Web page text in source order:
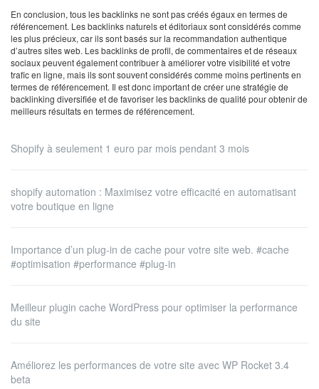
En conclusion, tous les backlinks ne sont pas créés égaux en termes de
référencement. Les backlinks naturels et éditoriaux sont considérés comme
les plus précieux, car ils sont basés sur la recommandation authentique
d’autres sites web. Les backlinks de profil, de commentaires et de réseaux
sociaux peuvent également contribuer à améliorer votre visibilité et votre
trafic en ligne, mais ils sont souvent considérés comme moins pertinents en
termes de référencement. Il est donc important de créer une stratégie de
backlinking diversifiée et de favoriser les backlinks de qualité pour obtenir de
meilleurs résultats en termes de référencement.
Shopify à seulement 1 euro par mois pendant 3 mois
shopify automation : Maximisez votre efficacité en automatisant
votre boutique en ligne
Importance d’un plug-in de cache pour votre site web. #cache
#optimisation #performance #plug-in
Meilleur plugin cache WordPress pour optimiser la performance
du site
Améliorez les performances de votre site avec WP Rocket 3.4
beta